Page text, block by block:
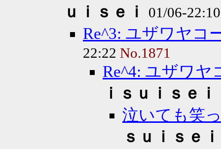
ｕｉｓｅｉ
01/06-
Re^3: ユザワヤ
22:22 No.1871
Re^4: ユザワ
ｉｓｕｉｓｅｉ
泣いても笑
ｓｕｉｓｅｉ